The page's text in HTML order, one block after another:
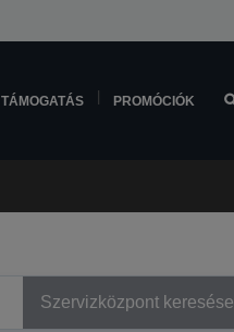
TÁMOGATÁS PROMÓCIÓK
Szervizközpont keresése